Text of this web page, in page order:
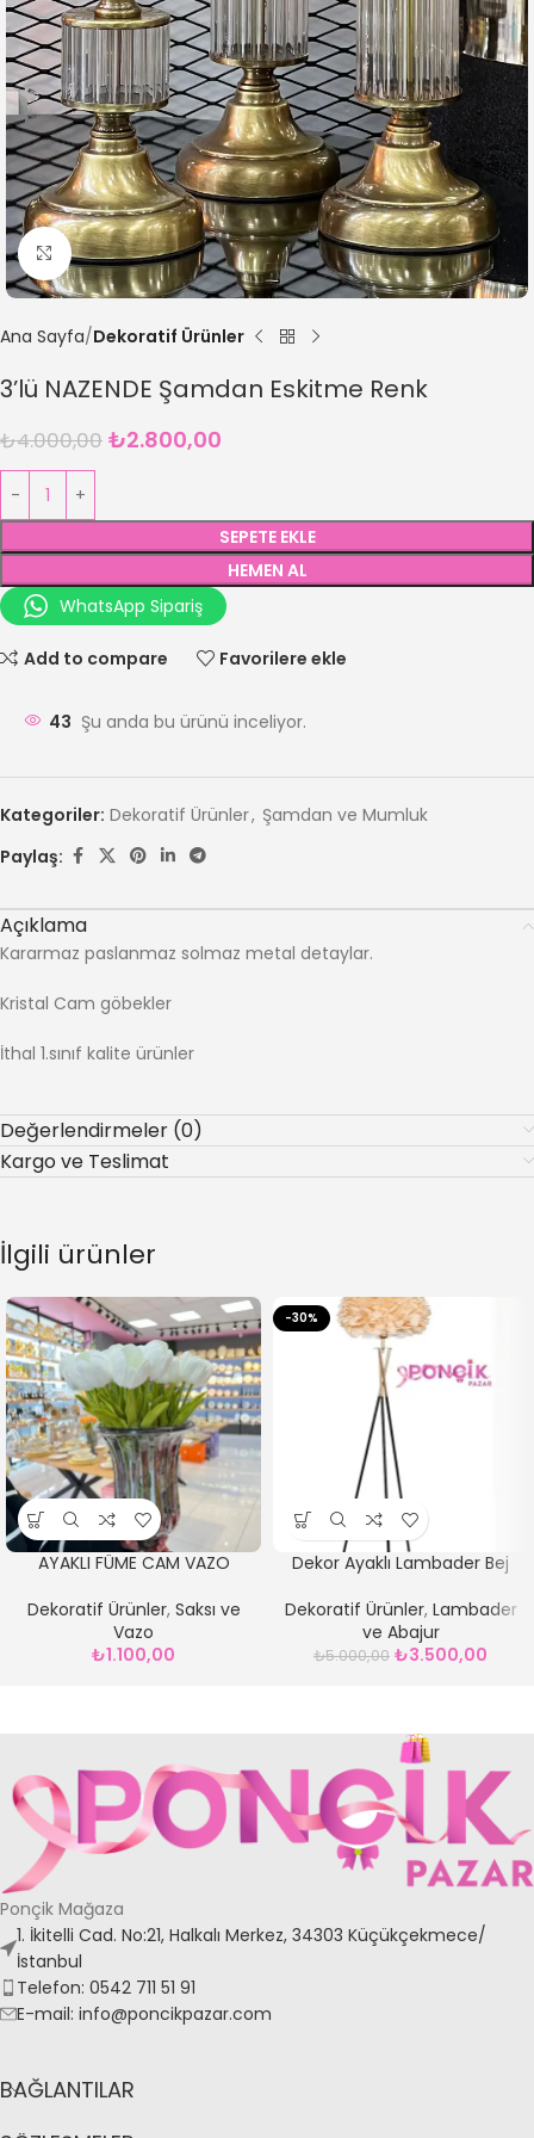
Büyütmek için tıklayın
Ana Sayfa Dekoratif Ürünler
3’lü NAZENDE Şamdan Eskitme Renk
₺4.000,00 ₺2.800,00
SEPETE EKLE
HEMEN AL
WhatsApp Sipariş
Add to compare Favorilere ekle
43 Şu anda bu ürünü inceliyor.
Kategoriler: Dekoratif Ürünler, Şamdan ve Mumluk
Paylaş:
Açıklama
Kararmaz paslanmaz solmaz metal detaylar.
Kristal Cam göbekler
İthal 1.sınıf kalite ürünler
Değerlendirmeler (0)
Kargo ve Teslimat
İlgili ürünler
AYAKLI FÜME CAM VAZO
Dekoratif Ürünler, Saksı ve
Vazo
₺1.100,00
-30%
Dekor Ayaklı Lambader Bej
Dekoratif Ürünler, Lambader
ve Abajur
₺5.000,00 ₺3.500,00
Ponçik Mağaza
1. İkitelli Cad. No:21, Halkalı Merkez, 34303 Küçükçekmece/
İstanbul
Telefon: 0542 711 51 91
E-mail: info@poncikpazar.com
BAĞLANTILAR